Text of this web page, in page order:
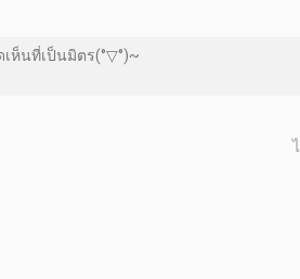
can freely move around the open
new areas by progressing through the
the main story to unlock additional
foes while avoiding damage, while